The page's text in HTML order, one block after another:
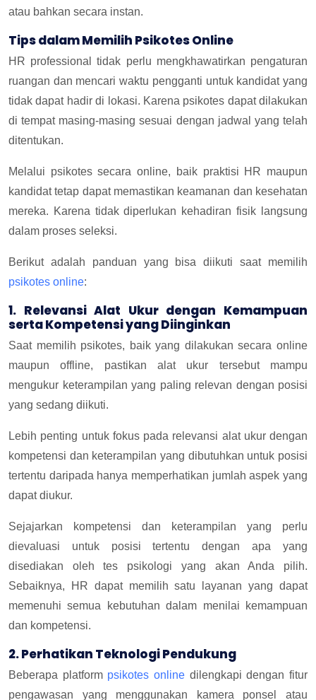
atau bahkan secara instan.
Tips dalam Memilih Psikotes Online
HR professional tidak perlu mengkhawatirkan pengaturan
ruangan dan mencari waktu pengganti untuk kandidat yang
tidak dapat hadir di lokasi. Karena psikotes dapat dilakukan
di tempat masing-masing sesuai dengan jadwal yang telah
ditentukan.
Melalui psikotes secara online, baik praktisi HR maupun
kandidat tetap dapat memastikan keamanan dan kesehatan
mereka. Karena tidak diperlukan kehadiran fisik langsung
dalam proses seleksi.
Berikut adalah panduan yang bisa diikuti saat memilih
psikotes online:
1. Relevansi Alat Ukur dengan Kemampuan
serta Kompetensi yang Diinginkan
Saat memilih psikotes, baik yang dilakukan secara online
maupun offline, pastikan alat ukur tersebut mampu
mengukur keterampilan yang paling relevan dengan posisi
yang sedang diikuti.
Lebih penting untuk fokus pada relevansi alat ukur dengan
kompetensi dan keterampilan yang dibutuhkan untuk posisi
tertentu daripada hanya memperhatikan jumlah aspek yang
dapat diukur.
Sejajarkan kompetensi dan keterampilan yang perlu
dievaluasi untuk posisi tertentu dengan apa yang
disediakan oleh tes psikologi yang akan Anda pilih.
Sebaiknya, HR dapat memilih satu layanan yang dapat
memenuhi semua kebutuhan dalam menilai kemampuan
dan kompetensi.
2. Perhatikan Teknologi Pendukung
Beberapa platform psikotes online dilengkapi dengan fitur
pengawasan yang menggunakan kamera ponsel atau